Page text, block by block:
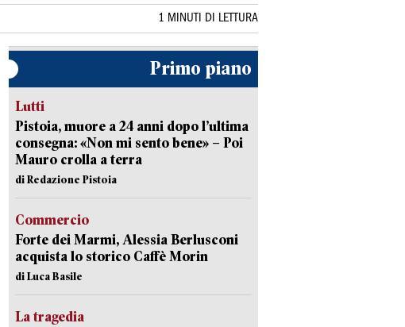
1 MINUTI DI LETTURA
Primo piano
Lutti
Pistoia, muore a 24 anni dopo l’ultima
consegna: «Non mi sento bene» – Poi
Mauro crolla a terra
di Redazione Pistoia
Commercio
Forte dei Marmi, Alessia Berlusconi
acquista lo storico Caffè Morin
di Luca Basile
La tragedia